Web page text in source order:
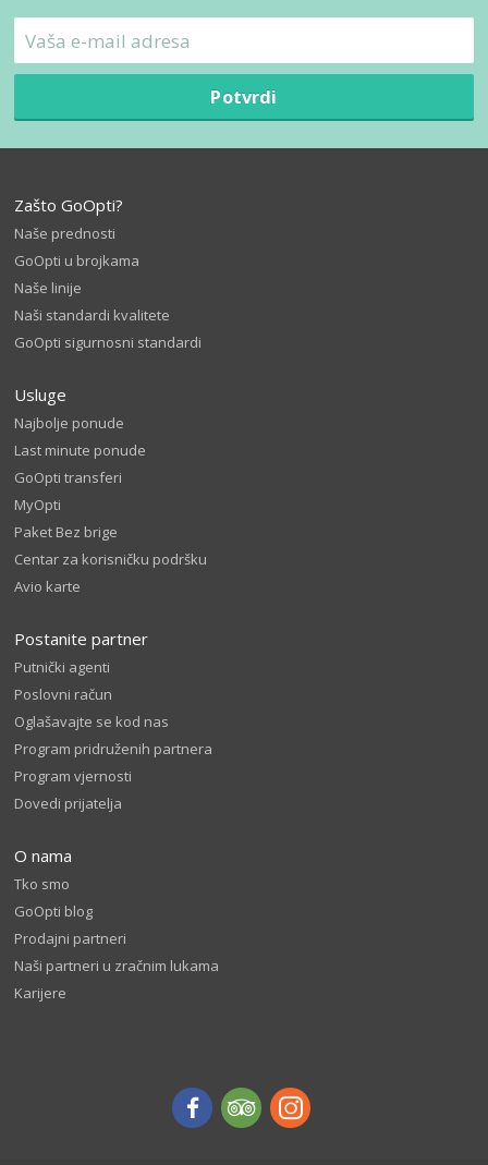
Potvrdi
Zašto GoOpti?
Naše prednosti
GoOpti u brojkama
Naše linije
Naši standardi kvalitete
GoOpti sigurnosni standardi
Usluge
Najbolje ponude
Last minute ponude
GoOpti transferi
MyOpti
Paket Bez brige
Centar za korisničku podršku
Avio karte
Postanite partner
Putnički agenti
Poslovni račun
Oglašavajte se kod nas
Program pridruženih partnera
Program vjernosti
Dovedi prijatelja
O nama
Tko smo
GoOpti blog
Prodajni partneri
Naši partneri u zračnim lukama
Karijere